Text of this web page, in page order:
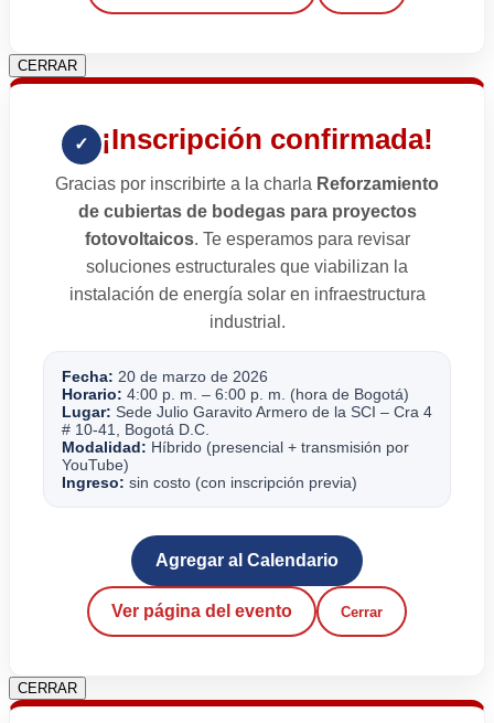
CERRAR
✓ ¡Inscripción confirmada!
Gracias por inscribirte a la charla Reforzamiento
de cubiertas de bodegas para proyectos
fotovoltaicos. Te esperamos para revisar
soluciones estructurales que viabilizan la
instalación de energía solar en infraestructura
industrial.
Fecha: 20 de marzo de 2026
Horario: 4:00 p. m. – 6:00 p. m. (hora de Bogotá)
Lugar: Sede Julio Garavito Armero de la SCI – Cra 4
# 10-41, Bogotá D.C.
Modalidad: Híbrido (presencial + transmisión por
YouTube)
Ingreso: sin costo (con inscripción previa)
Agregar al Calendario
Ver página del evento Cerrar
CERRAR